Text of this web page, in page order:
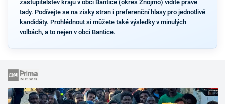
zastupitelstev krajů v obci Bantice (okres Znojmo) vidíte právě
tady. Podívejte se na zisky stran i preferenční hlasy pro jednotlivé
kandidáty. Prohlédnout si můžete také výsledky v minulých
volbách, a to nejen v obci Bantice.